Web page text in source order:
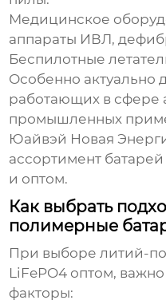
Медицинское
аппараты ИВЛ,
Беспилотные
Особенно актуально
работающих в сфере
промышленных
Юайвэй Новая
ассортимент
и оптом.
Как выбрать
полимерные
При выборелитий-
LiFePO4 оптом,
факторы: